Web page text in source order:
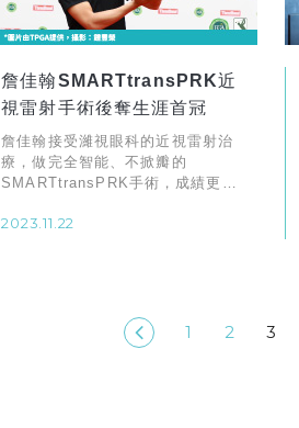
詹佳翰SMARTtransPRK近
視雷射手術後奪生涯首冠
詹佳翰接受濰視眼科的近視雷射治
療，做完全智能、不掀瓣的
SMARTtransPRK手術，成績更加
2023.11.22
1 2 3